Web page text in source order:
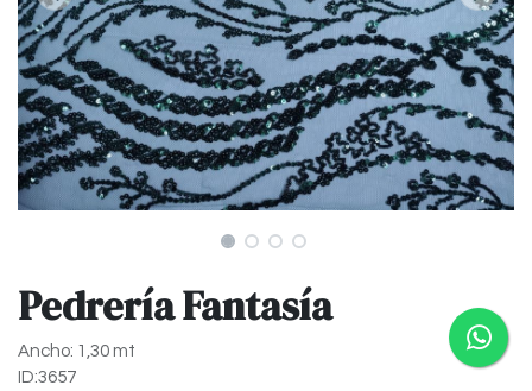
Pedrería Fantasía
Ancho: 1,30 mt
ID:3657